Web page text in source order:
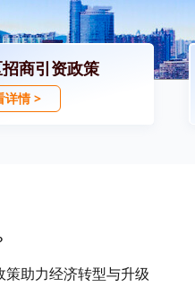
商引资政策
详情 >
助力经济转型与升级